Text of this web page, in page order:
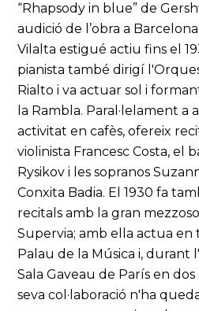
“Rhapsody in blue” de
audició de l’obra a
Vilalta estigué actiu fins el
pianista també dirigí
Rialto i va actuar sol i
la Rambla. Paral·lelament a
activitat en cafès, ofereix
violinista Francesc Costa, el
Rysikov i les sopranos
Conxita Badia. El 1930 fa
recitals amb la gran
Supervia; amb ella actua en
Palau de la Música i, durant
Sala Gaveau de París en
seva col·laboració n'ha